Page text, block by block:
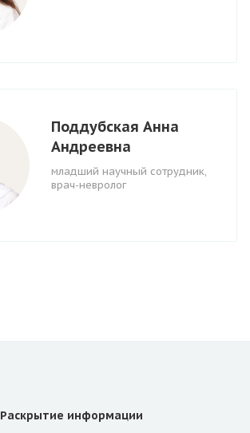
Поддубская Анна
Андреевна
младший научный сотрудник,
врач-невролог
Раскрытие информации